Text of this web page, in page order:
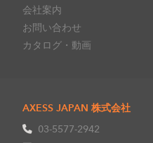
会社案内
お問い合わせ
カタログ・動画
AXESS JAPAN 株式会社
03-5577-2942